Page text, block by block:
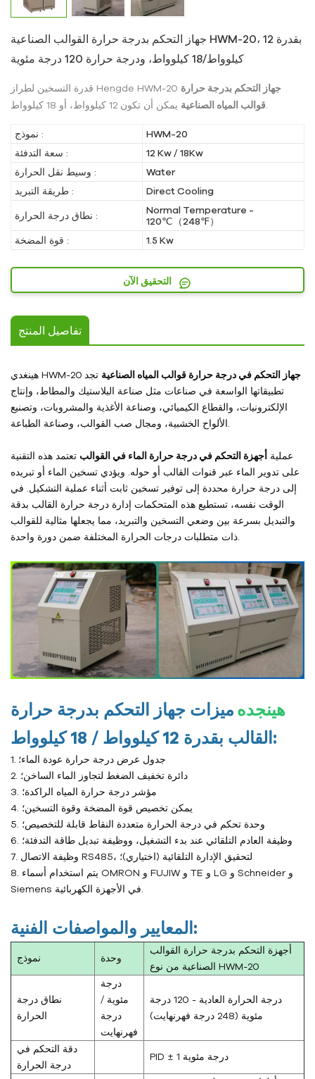
جهاز التحكم بدرجة حرارة القوالب الصناعية HWM-20، بقدرة 12
كيلوواط/18 كيلوواط، ودرجة حرارة 120 درجة مئوية
قدرة التسخين لطراز Hengde HWM-20 جهاز التحكم بدرجة حرارة
قوالب المياه الصناعية
نموذج :
HWM-20
سعة التدفئة :
12 Kw / 18Kw
وسيط نقل الحرارة :
Water
طريقة التبريد :
Direct Cooling
نطاق درجة الحرارة :
Normal Temperature -
120℃（248℉）
قوة المضخة :
1.5 Kw
تفاصيل المنتج
هينغدي HWM-20 جهاز التحكم في درجة حرارة قوالب المياه الصناعية تجد
تطبيقاتها الواسعة في صناعات مثل صناعة البلاستيك والمطاط، وإنتاج
الإلكترونيات، والقطاع الكيميائي، وصناعة الأغذية والمشروبات، وتصنيع
عملية أجهزة التحكم في درجة حرارة الماء في القوالب تعتمد هذه التقنية
على تدوير الماء عبر قنوات القالب أو حوله. ويؤدي تسخين الماء أو تبريده
إلى درجة حرارة محددة إلى توفير تسخين ثابت أثناء عملية التشكيل. في
الوقت نفسه، تستطيع هذه المتحكمات إدارة درجة حرارة القالب بدقة
والتبديل بسرعة بين وضعي التسخين والتبريد، مما يجعلها مثالية للقوالب
هينجده ميزات جهاز التحكم بدرجة حرارة
القالب بقدرة 12 كيلوواط / 18 كيلوواط:
1. جدول عرض درجة حرارة عودة الماء؛
2. دائرة تخفيف الضغط لتجاوز الماء الساخن؛
3. مؤشر درجة حرارة المياه الراكدة؛
4. يمكن تخصيص قوة المضخة وقوة التسخين؛
5. وحدة تحكم في درجة الحرارة متعددة النقاط قابلة للتخصيص؛
6. وظيفة العادم التلقائي عند بدء التشغيل، ووظيفة تبديل طاقة التدفئة؛
7. وظيفة الاتصال RS485، لتحقيق الإدارة التلقائية (اختياري)؛
8. يتم استخدام أسماء OMRON و FUJIW و TE و LG و Schneider و
المعايير والمواصفات الفنية:
نموذج وحدة
أجهزة التحكم بدرجة حرارة القوالب
الصناعية من نوع HWM-20
نطاق درجة
الحرارة
درجة
مئوية /
درجة
فهرنهايت
درجة الحرارة العادية - 120 درجة
مئوية (248 درجة فهرنهايت)
دقة التحكم في
درجة الحرارة
PID ± 1 درجة مئوية